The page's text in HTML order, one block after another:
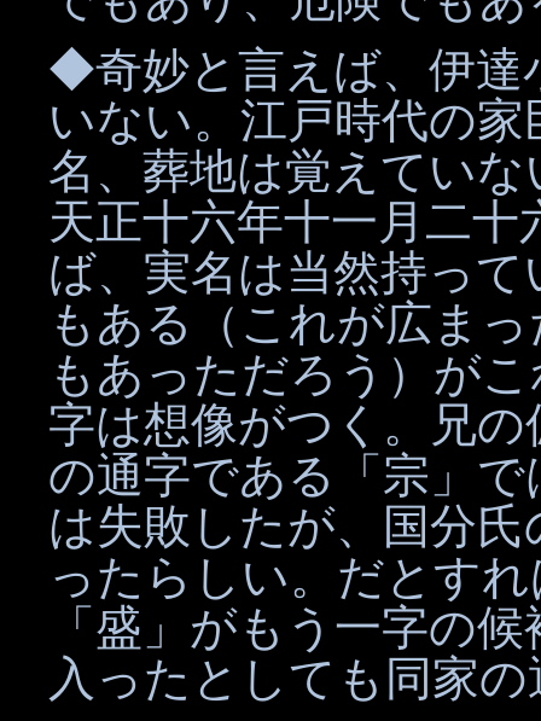
◆奇妙と言えば、伊達
いない。江戸時代の
名、葬地は覚えてい
天正十六年十一月二
ば、実名は当然持っ
もある（これが広ま
もあっただろう）が
字は想像がつく。兄
の通字である「宗」
は失敗したが、国分
ったらしい。だとす
「盛」がもう一字の
入ったとしても同家